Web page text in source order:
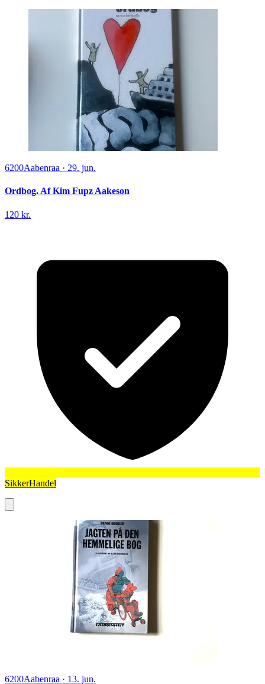
6200Aabenraa · 29. jun.
Ordbog. Af Kim Fupz Aakeson
120 kr.
SikkerHandel
6200Aabenraa · 13. jun.